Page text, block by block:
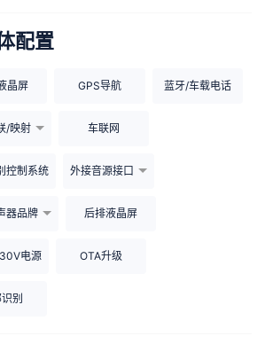
配置
晶屏 GPS导航 蓝牙/车载电话
/映射 车联网
控制系统 外接音源接口
器品牌 后排液晶屏
电源 OTA升级
别